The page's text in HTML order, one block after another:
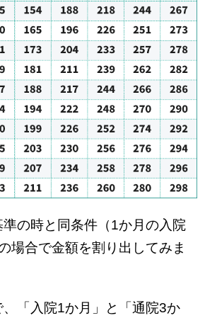
の時と同条件（1か月の入院
場合で金額を割り出してみま
、「入院1か月」と「通院3か